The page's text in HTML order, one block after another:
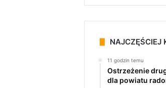
NAJCZĘŚCIEJ
11 godzin temu
Ostrzeżenie
dla powiatu